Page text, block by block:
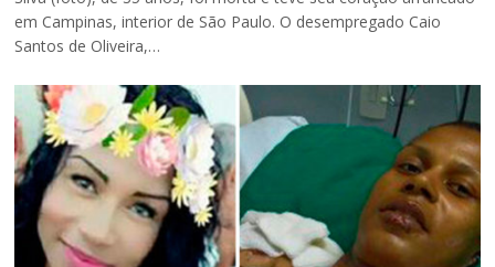
em Campinas, interior de São Paulo. O desempregado Caio
Santos de Oliveira,…